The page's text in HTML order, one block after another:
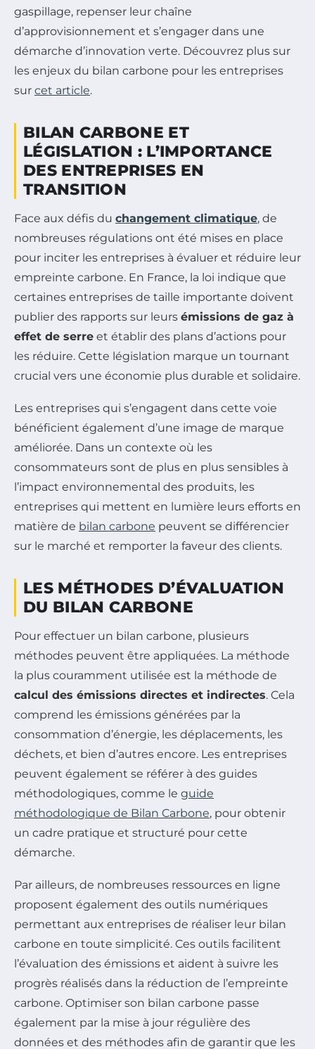
gaspillage, repenser leur chaîne
d’approvisionnement et s’engager dans une
démarche d’innovation verte. Découvrez plus sur
les enjeux du bilan carbone pour les entreprises
sur cet article.
BILAN CARBONE ET
LÉGISLATION : L’IMPORTANCE
DES ENTREPRISES EN
TRANSITION
Face aux défis du changement climatique, de
nombreuses régulations ont été mises en place
pour inciter les entreprises à évaluer et réduire leur
empreinte carbone. En France, la loi indique que
certaines entreprises de taille importante doivent
publier des rapports sur leurs émissions de gaz à
effet de serre et établir des plans d’actions pour
les réduire. Cette législation marque un tournant
crucial vers une économie plus durable et solidaire.
Les entreprises qui s’engagent dans cette voie
bénéficient également d’une image de marque
améliorée. Dans un contexte où les
consommateurs sont de plus en plus sensibles à
l’impact environnemental des produits, les
entreprises qui mettent en lumière leurs efforts en
matière de bilan carbone peuvent se différencier
sur le marché et remporter la faveur des clients.
LES MÉTHODES D’ÉVALUATION
DU BILAN CARBONE
Pour effectuer un bilan carbone, plusieurs
méthodes peuvent être appliquées. La méthode
la plus couramment utilisée est la méthode de
calcul des émissions directes et indirectes. Cela
comprend les émissions générées par la
consommation d’énergie, les déplacements, les
déchets, et bien d’autres encore. Les entreprises
peuvent également se référer à des guides
méthodologiques, comme le guide
méthodologique de Bilan Carbone, pour obtenir
un cadre pratique et structuré pour cette
démarche.
Par ailleurs, de nombreuses ressources en ligne
proposent également des outils numériques
permettant aux entreprises de réaliser leur bilan
carbone en toute simplicité. Ces outils facilitent
l’évaluation des émissions et aident à suivre les
progrès réalisés dans la réduction de l’empreinte
carbone. Optimiser son bilan carbone passe
également par la mise à jour régulière des
données et des méthodes afin de garantir que les